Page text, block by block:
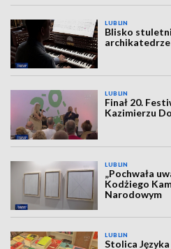
LUBLIN
Blisko
LUBLIN
Finał 20.
Kazimierzu
LUBLIN
„Pochwała
Kodżiego
Narodowym
LUBLIN
Stolica